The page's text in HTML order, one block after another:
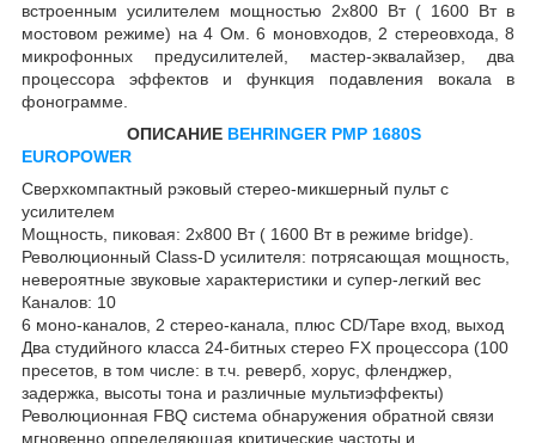
встроенным усилителем мощностью 2х800 Вт ( 1600 Вт в
мостовом режиме) на 4 Ом. 6 моновходов, 2 стереовхода, 8
микрофонных предусилителей, мастер-эквалайзер, два
процессора эффектов и функция подавления вокала в
фонограмме.
ОПИСАНИЕ BEHRINGER PMP 1680S
EUROPOWER
Сверхкомпактный рэковый стерео-микшерный пульт с
усилителем
Мощность, пиковая: 2х800 Вт ( 1600 Вт в режиме bridge).
Революционный Class-D усилителя: потрясающая мощность,
невероятные звуковые характеристики и супер-легкий вес
Каналов: 10
6 моно-каналов, 2 стерео-канала, плюс CD/Tape вход, выход
Два студийного класса 24-битных стерео FX процессора (100
пресетов, в том числе: в т.ч. реверб, хорус, фленджер,
задержка, высоты тона и различные мультиэффекты)
Революционная FBQ система обнаружения обратной связи
мгновенно определяющая критические частоты и